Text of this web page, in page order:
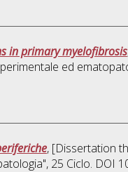
in primary myelofibrosis
ed
, [Dissertation
, 25 Ciclo. DOI